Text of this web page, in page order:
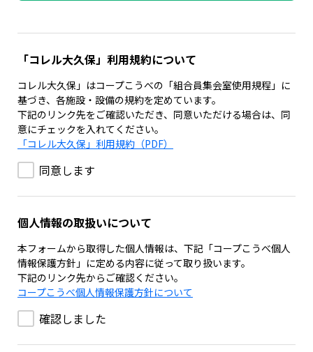
「コレル大久保」利用規約について
コレル大久保」はコープこうべの「組合員集会室使用規程」に
基づき、各施設・設備の規約を定めています。
下記のリンク先をご確認いただき、同意いただける場合は、同
意にチェックを入れてください。
「コレル大久保」利用規約（PDF）
同意します
個人情報の取扱いについて
本フォームから取得した個人情報は、下記「コープこうべ個人
情報保護方針」に定める内容に従って取り扱います。
下記のリンク先からご確認ください。
コープこうべ個人情報保護方針について
確認しました